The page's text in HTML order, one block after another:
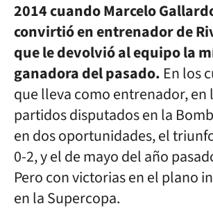
2014 cuando Marcelo
convirtió en entrenador de
que le devolvió al equipo la
ganadora del pasado. En los
que lleva como entrenador, en
partidos disputados en la
en dos oportunidades, el
0-2, y el de mayo del año
Pero con victorias en el plano
en la Supercopa.